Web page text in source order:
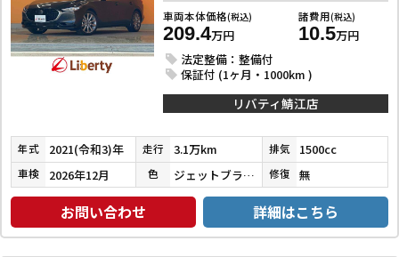
車両本体価格(税込)
209.4万円
諸費用(税込)
10.5万円
法定整備：整備付
保証付 (1ヶ月・1000km )
リバティ鯖江店
年式 2021(令和3)年 走行 3.1万km 排気 1500cc
車検 2026年12月 色 ジェットブラックマイカ 修復 無
お問い合わせ 詳細はこちら